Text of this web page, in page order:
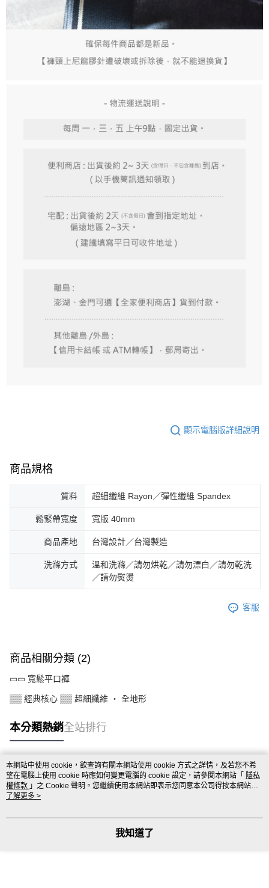
顯示電腦版詳細說明
商品規格
質料 超細纖維 Rayon／彈性纖維 Spandex
鬆緊帶寬度 寬版 40mm
商品產地 台灣設計／台灣製造
洗滌方式
溫和洗滌／請勿烘乾／請勿漂白／請勿乾洗
／請勿熨燙
客服
商品相關分類 (2)
▭▭ 寬鬆平口褲
▒▒ 經典核心 ▒▒ 超細纖維 ‧ 全地形
本分類熱銷全站排行
熱門標籤
本網站中使用 cookie，欲查詢有關本網站使用 cookie 方式之詳情，及若您不希
望在電腦上使用 cookie 時應如何變更電腦的 cookie 設定，請參閱本網站「 隱私
權條款 」之 Cookie 聲明。您繼續使用本網站即表示您同意本公司得按本網站使
用條款之 Cookie 聲明使用 cookie。
了解更多 >
我知道了